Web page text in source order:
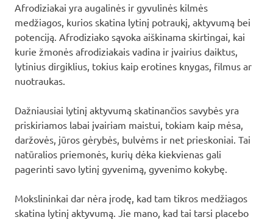
Afrodiziakai yra augalinės ir gyvulinės kilmės
medžiagos, kurios skatina lytinį potraukį, aktyvumą bei
potenciją. Afrodiziako sąvoka aiškinama skirtingai, kai
kurie žmonės afrodiziakais vadina ir įvairius daiktus,
lytinius dirgiklius, tokius kaip erotines knygas, filmus ar
nuotraukas.
Dažniausiai lytinį aktyvumą skatinančios savybės yra
priskiriamos labai įvairiam maistui, tokiam kaip mėsa,
daržovės, jūros gėrybės, bulvėms ir net prieskoniai. Tai
natūralios priemonės, kurių dėka kiekvienas gali
pagerinti savo lytinį gyvenimą, gyvenimo kokybę.
Mokslininkai dar nėra įrodę, kad tam tikros medžiagos
skatina lytinį aktyvumą. Jie mano, kad tai tarsi placebo